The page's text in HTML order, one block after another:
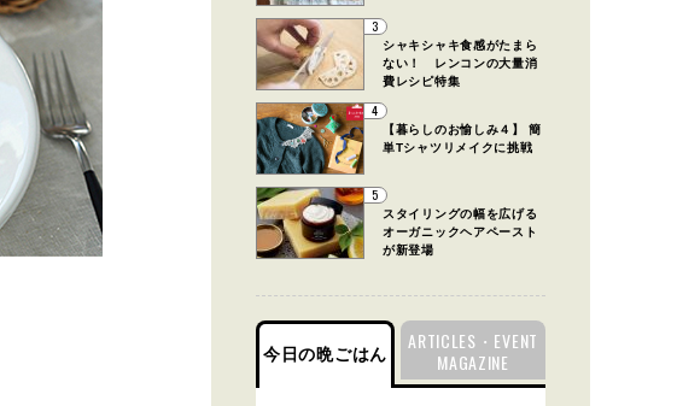
3
シャキシャキ食感がたまら
ない！ レンコンの大量消
費レシピ特集
4
【暮らしのお愉しみ４】 簡
単Tシャツリメイクに挑戦
5
スタイリングの幅を広げる
オーガニックヘアペースト
が新登場
今日の晩ごはん
ARTICLES・EVENT
MAGAZINE